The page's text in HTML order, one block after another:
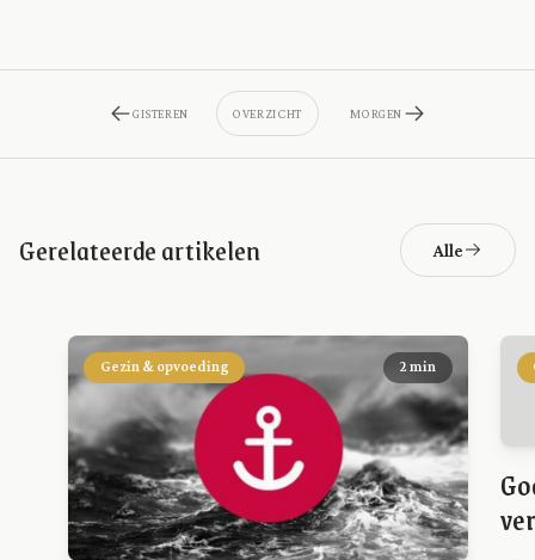
GISTEREN OVERZICHT MORGEN
Gerelateerde artikelen Alle
Gezin & opvoeding 2 min